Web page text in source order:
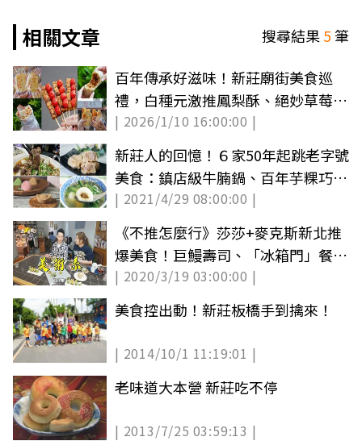
相關文章
搜尋結果5筆
百年傳承好滋味！新莊廟街美食巡
禮，白種元激推鳳梨酥、絕妙草莓臭
豆腐都在這
| 2026/1/10 16:00:00 |
新莊人的回憶！６家50年起跳老字號
美食：鎮店級牛腩鍋、百年芋粿巧、
水蒸元寶綠豆糕
| 2021/4/29 08:00:00 |
《不推怎麼行》莎莎+麥克斯新北推
爆美食！巨鰻壽司、「冰箱門」餐酒
館、芋頭控天堂
| 2020/3/19 03:00:00 |
美食控出動！新莊板橋手到擒來！
| 2014/10/1 11:19:01 |
老味道大本營 新莊吃不停
| 2013/7/25 03:59:13 |